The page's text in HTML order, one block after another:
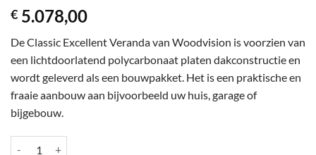
€ 5.078,00
De Classic Excellent Veranda van Woodvision is voorzien van
een lichtdoorlatend polycarbonaat platen dakconstructie en
wordt geleverd als een bouwpakket. Het is een praktische en
fraaie aanbouw aan bijvoorbeeld uw huis, garage of
bijgebouw.